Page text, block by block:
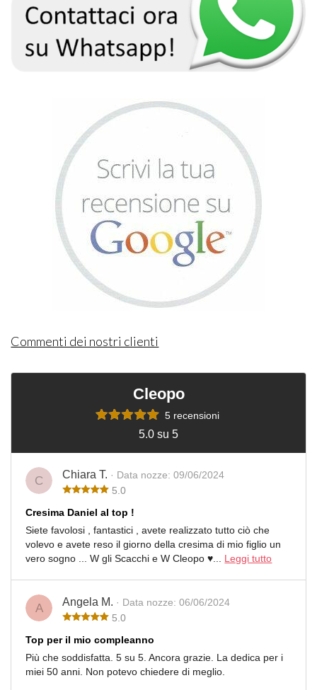
Commenti dei nostri clienti
Cleopo
5 recensioni
5.0 su 5
C Chiara T. · Data nozze: 09/06/2024
5.0
Cresima Daniel al top !
Siete favolosi , fantastici , avete realizzato tutto ciò che
volevo e avete reso il giorno della cresima di mio figlio un
vero sogno ... W gli Scacchi e W Cleopo ♥️... Leggi tutto
A Angela M. · Data nozze: 06/06/2024
5.0
Top per il mio compleanno
Più che soddisfatta. 5 su 5. Ancora grazie. La dedica per i
miei 50 anni. Non potevo chiedere di meglio.